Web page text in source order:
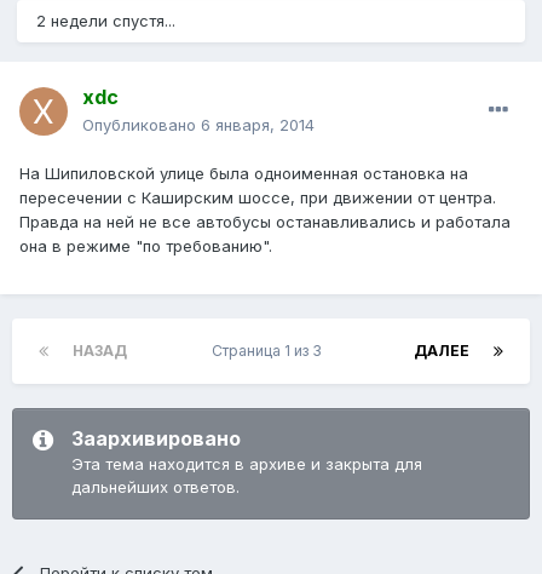
2 недели спустя...
xdc
Опубликовано 6 января, 2014
На Шипиловской улице была одноименная остановка на
пересечении с Каширским шоссе, при движении от центра.
Правда на ней не все автобусы останавливались и работала
она в режиме "по требованию".
НАЗАД ДАЛЕЕ
Страница 1 из 3
Заархивировано
Эта тема находится в архиве и закрыта для
дальнейших ответов.